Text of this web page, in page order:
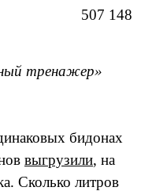
148
тренажер»
бидонах
выгрузили, на
Сколько литров